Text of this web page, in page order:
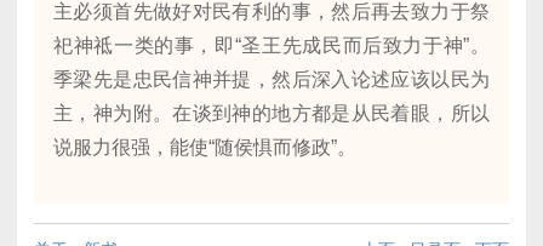
主必须首先做好对民有利的事，然后再去致力于祭
祀神祗一类的事，即“圣王先成民而后致力于神”。
季梁先是忠民信神并提，然后深入论述应该以民为
主，神为附。在谈到神的地方都是从民着眼，所以
说服力很强，能使“随侯惧而修政”。